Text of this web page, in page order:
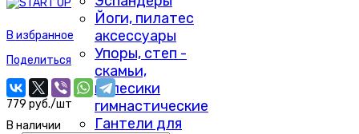
Йоги, пилатес
аксессуары
Упоры, степ -
скамьи,
колесики
гимнастические
Гантели для
В избранное
Поделиться
779 руб./шт
В наличии